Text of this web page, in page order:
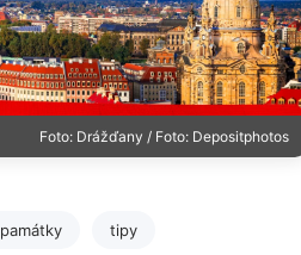
Foto: Drážďany / Foto: Depositphotos
památky tipy